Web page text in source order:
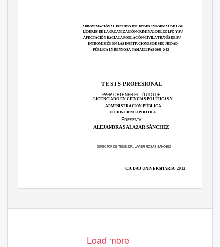
APROXIMACIÓN AL ESTUDIO DEL PODER INFORMAL DE LOS
LÍDERES DE LA ORGANIZACIÓN CRIMINAL DEL GOLFO Y SU
AFECTACIÓN HACIA LA POBLACIÓN CIVIL A TRAVÉS DE SU
INTROMISIÓN EN LAS INSTITUCIONES DE SEGURIDAD
PÚBLICA EN REYNOSA, TAMAULIPAS 2008-2012
T E S I S PROFESIONAL
PARA OBTENER EL TÍTULO DE:
LICENCIADO EN CIENCIAS POLÍTICAS Y
ADMINISTRACIÓN PÚBLICA
OPCIÓN CIENCIA POLÍTICA
PRESENTA:
ALEJANDRA SALAZAR SÁNCHEZ
DIRECTOR DE TESIS:DR ..JAVIER ROSAS SÁNCHEZ
CIUDAD UNIVERSITARIA 2012
Load more